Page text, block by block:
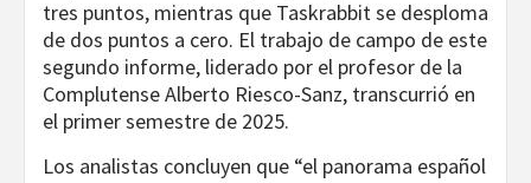
tres puntos, mientras que Taskrabbit se desploma
de dos puntos a cero. El trabajo de campo de este
segundo informe, liderado por el profesor de la
Complutense Alberto Riesco-Sanz, transcurrió en
el primer semestre de 2025.
Los analistas concluyen que “el panorama español